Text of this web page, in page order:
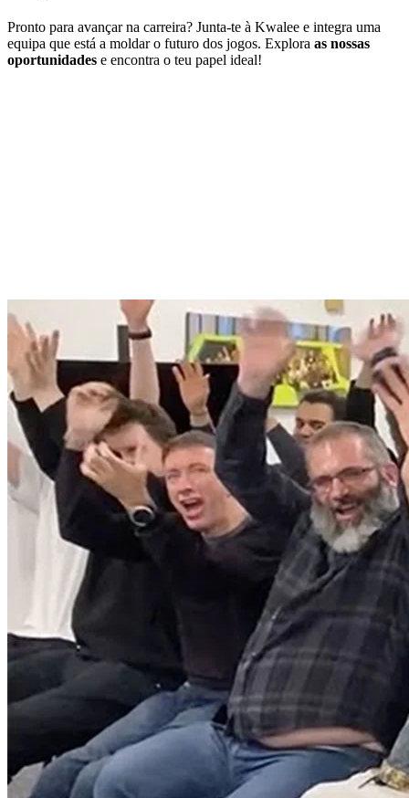
Pronto para avançar na carreira? Junta-te à Kwalee e integra uma
equipa que está a moldar o futuro dos jogos. Explora as nossas
oportunidades e encontra o teu papel ideal!